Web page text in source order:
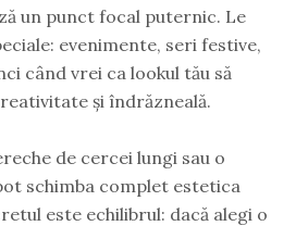
un punct focal puternic. Le
evenimente, seri festive,
când vrei ca lookul tău să
și îndrăzneală.
de cercei lungi sau o
schimba complet estetica
este echilibrul: dacă alegi o